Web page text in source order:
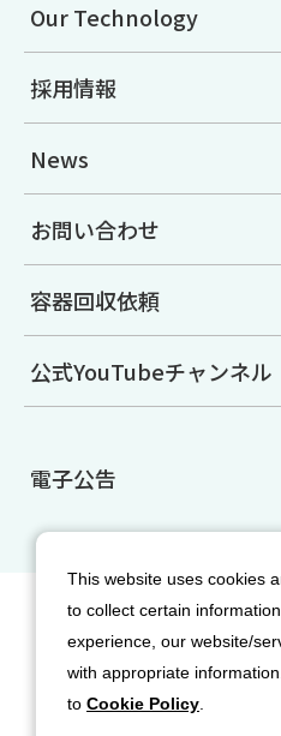
Our Technology
採用情報
News
お問い合わせ
容器回収依頼
公式YouTubeチャンネル
電子公告
個人情報保護方針
クッ
ソーシャルメデ
This website uses cookies
to collect certain
experience, our website/
with appropriate
to Cookie Policy